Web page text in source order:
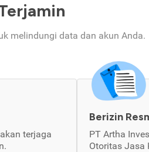
melindungi data dan akun Anda.
terjaga
Berizin
PT Artha
Otoritas Jasa